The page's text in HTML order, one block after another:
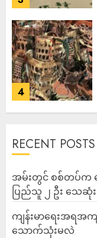
4
RECENT POSTS
အမ်းတွင် စစ်တပ်က
ပြည်သူ ၂ ဦး သေဆုံး
ကျန်းမာရေးအရအ
သောက်သုံးမလဲ